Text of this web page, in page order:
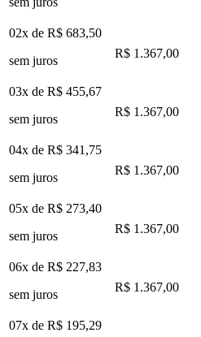
02x de R$ 683,50
sem juros
R$ 1.367,00
03x de R$ 455,67
sem juros
R$ 1.367,00
04x de R$ 341,75
sem juros
R$ 1.367,00
05x de R$ 273,40
sem juros
R$ 1.367,00
06x de R$ 227,83
sem juros
R$ 1.367,00
07x de R$ 195,29